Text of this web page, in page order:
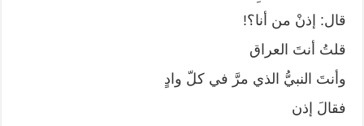
قال: إذنْ من أنا؟!
قلتُ أنتَ العراق
وأنتَ النبيُّ الذي مرَّ في كلّ وادٍ
فقالَ إذن